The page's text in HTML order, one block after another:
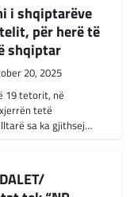
3, 2024
350 km në
gjithçka që ka
të Uashingtonit
,RAJONI
ndihmë
përfshinë 14
11, 2023
tek “NP-
Kasamit
17, 2025
Tetovës nuk kanë të
kontratave të
tashmë janë…